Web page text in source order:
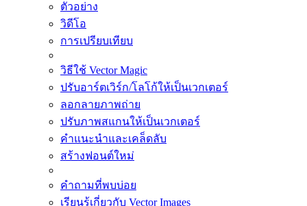
ตัวอย่าง
วิดีโอ
การเปรียบเทียบ
วิธีใช้ Vector Magic
ปรับอาร์ตเวิร์ก/โลโก้ให้เป็นเวกเตอร์
ลอกลายภาพถ่าย
ปรับภาพสแกนให้เป็นเวกเตอร์
คำแนะนำและเคล็ดลับ
สร้างฟอนต์ใหม่
คำถามที่พบบ่อย
เรียนรู้เกี่ยวกับ Vector Images